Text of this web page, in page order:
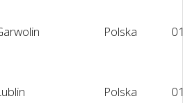
Polska
Polska